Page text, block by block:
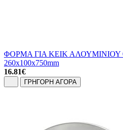
ΦΟΡΜΑ ΓΙΑ ΚΕΙΚ
260x100x750mm
16.81€
ΓΡΗΓΟΡΗ ΑΓΟΡΑ